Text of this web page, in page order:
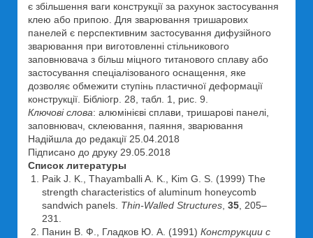
є збільшення ваги конструкції за рахунок застосування
клею або припою. Для зварювання тришарових
панелей є перспективним застосування дифузійного
зварювання при виготовленні стільникового
заповнювача з більш міцного титанового сплаву або
застосування спеціалізованого оснащення, яке
дозволяє обмежити ступінь пластичної деформації
конструкції. Бібліогр. 28, табл. 1, рис. 9.
Ключові слова: алюмінієві сплави, тришарові панелі,
заповнювач, склеювання, паяння, зварювання
Надійшла до редакції 25.04.2018
Підписано до друку 29.05.2018
Список литературы
Paik J. K., Thayamballi A. K., Kim G. S. (1999) The
strength characteristics of aluminum honeycomb
sandwich panels. Thin-Walled Structures 35 , 205–
231.
Панин В. Ф., Гладков Ю. А. (1991) Конструкции с